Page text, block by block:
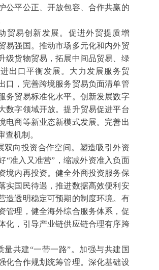
公平公正、开放包容、合作共赢的
贸易创新发展。促进外贸提质增
易强国。推动市场多元化和内外贸
级货物贸易，拓展中间品贸易、绿
出口平衡发展。大力发展服务贸
口，完善跨境服务贸易负面清单管
务贸易标准化水平。创新发展数字
数字领域开放。提升贸易促进平台
电商等新业态新模式发展。完善出
查机制。
双向投资合作空间。塑造吸引外资
“准入又准营”，缩减外资准入负面
境内再投资。健全外商投资服务保
实国民待遇，推进数据高效便利安
造透明稳定可预期的制度环境。有
管理，健全海外综合服务体系，促
化，引导产业链供应链合理有序跨
量共建“一带一路”。加强与共建国
化合作规划统筹管理。深化基础设